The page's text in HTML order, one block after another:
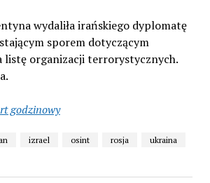
wydaliła irańskiego dyplomatę
sporem dotyczącym
listę organizacji terrorystycznych.
godzinowy
izrael osint rosja
ukraina